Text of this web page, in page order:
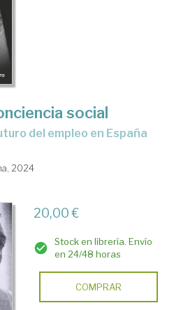
social
del empleo en España
2024
20,00 €
Stock en librería. Envío
en 24/48 horas
COMPRAR